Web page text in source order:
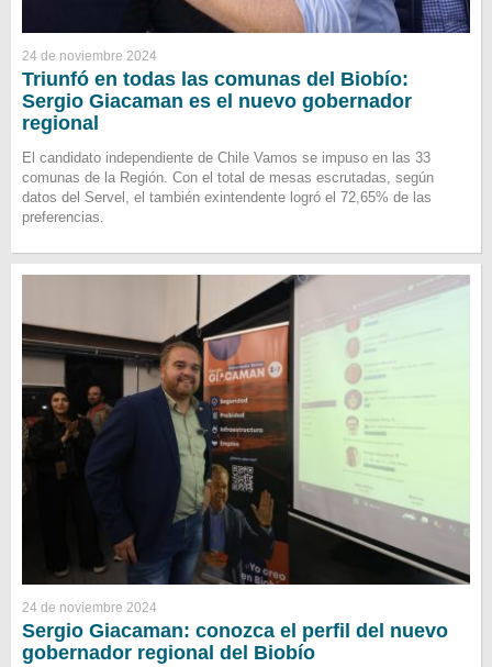
24 de noviembre 2024
Triunfó en todas las comunas del Biobío:
Sergio Giacaman es el nuevo gobernador
regional
El candidato independiente de Chile Vamos se impuso en las 33
comunas de la Región. Con el total de mesas escrutadas, según
datos del Servel, el también exintendente logró el 72,65% de las
preferencias.
24 de noviembre 2024
Sergio Giacaman: conozca el perfil del nuevo
gobernador regional del Biobío